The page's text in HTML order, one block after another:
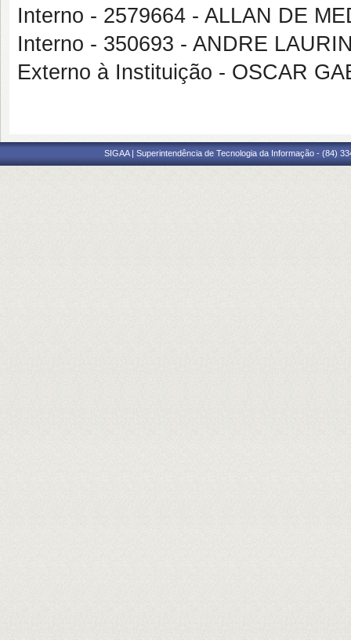
Interno - 2579664 - ALLAN DE
Interno - 350693 - ANDRE
Externo à Instituição - OSCAR
SIGAA | Superintendência de Tecnologia da Informação - (84)